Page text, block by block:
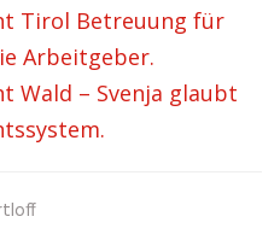
Tirol Betreuung für
Arbeitgeber.
Wald – Svenja glaubt